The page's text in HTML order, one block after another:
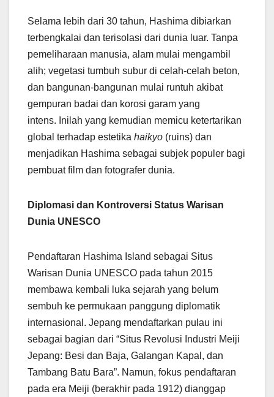
Selama lebih dari 30 tahun, Hashima dibiarkan
terbengkalai dan terisolasi dari dunia luar. Tanpa
pemeliharaan manusia, alam mulai mengambil
alih; vegetasi tumbuh subur di celah-celah beton,
dan bangunan-bangunan mulai runtuh akibat
gempuran badai dan korosi garam yang
intens. Inilah yang kemudian memicu ketertarikan
global terhadap estetika haikyo (ruins) dan
menjadikan Hashima sebagai subjek populer bagi
pembuat film dan fotografer dunia.
Diplomasi dan Kontroversi Status Warisan
Dunia UNESCO
Pendaftaran Hashima Island sebagai Situs
Warisan Dunia UNESCO pada tahun 2015
membawa kembali luka sejarah yang belum
sembuh ke permukaan panggung diplomatik
internasional. Jepang mendaftarkan pulau ini
sebagai bagian dari “Situs Revolusi Industri Meiji
Jepang: Besi dan Baja, Galangan Kapal, dan
Tambang Batu Bara”. Namun, fokus pendaftaran
pada era Meiji (berakhir pada 1912) dianggap